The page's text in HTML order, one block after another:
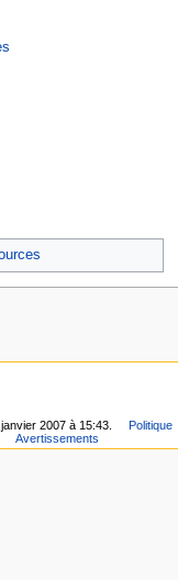
2007 à 15:43.
Politique
Avertissements